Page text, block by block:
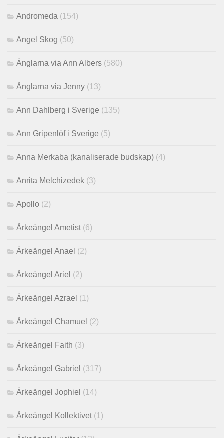
Andromeda (154)
Angel Skog (50)
Änglarna via Ann Albers (580)
Änglarna via Jenny (13)
Ann Dahlberg i Sverige (135)
Ann Gripenlöf i Sverige (5)
Anna Merkaba (kanaliserade budskap) (4)
Anrita Melchizedek (3)
Apollo (2)
Ärkeängel Ametist (6)
Ärkeängel Anael (2)
Ärkeängel Ariel (2)
Ärkeängel Azrael (1)
Ärkeängel Chamuel (2)
Ärkeängel Faith (3)
Ärkeängel Gabriel (317)
Ärkeängel Jophiel (14)
Ärkeängel Kollektivet (1)